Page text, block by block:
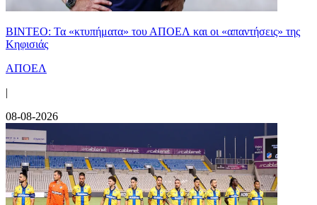
ΒΙΝΤΕΟ: Τα «κτυπήματα» του ΑΠΟΕΛ και οι «απαντήσεις» της
Κηφισιάς
ΑΠΟΕΛ
|
08-08-2026